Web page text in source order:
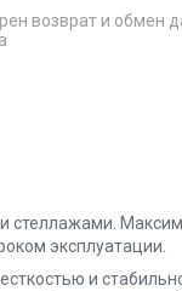
возврат и обмен
стеллажами.
эксплуатации.
и